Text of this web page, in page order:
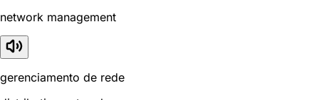
network management
gerenciamento de rede